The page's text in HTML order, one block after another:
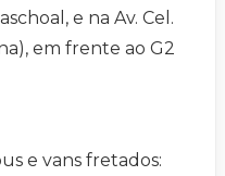
e na Av. Cel.
em frente ao G2
e vans fretados: